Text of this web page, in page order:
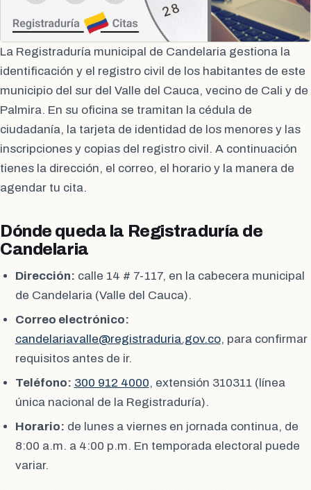
La Registraduría municipal de Candelaria gestiona la
identificación y el registro civil de los habitantes de este
municipio del sur del Valle del Cauca, vecino de Cali y de
Palmira. En su oficina se tramitan la cédula de
ciudadanía, la tarjeta de identidad de los menores y las
inscripciones y copias del registro civil. A continuación
tienes la dirección, el correo, el horario y la manera de
agendar tu cita.
Dónde queda la Registraduría de
Candelaria
Dirección: calle 14 # 7-117, en la cabecera municipal
de Candelaria (Valle del Cauca).
Correo electrónico:
candelariavalle@registraduria.gov.co, para confirmar
requisitos antes de ir.
Teléfono: 300 912 4000, extensión 310311 (línea
única nacional de la Registraduría).
Horario: de lunes a viernes en jornada continua, de
8:00 a.m. a 4:00 p.m. En temporada electoral puede
variar.